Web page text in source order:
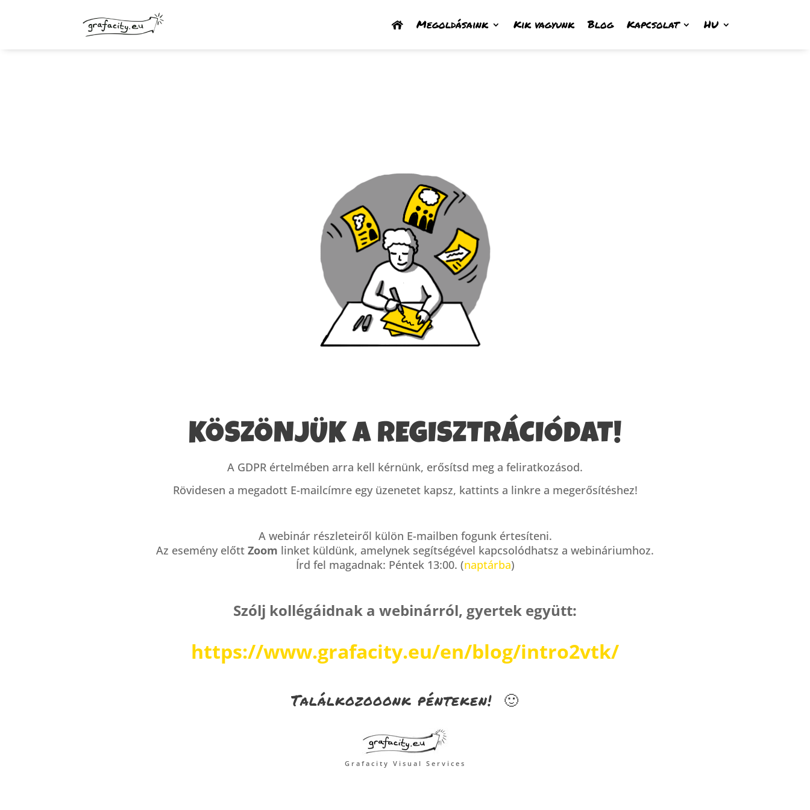
Megoldásaink Kik vagyunk Blog Kapcsolat HU
KÖSZÖNJÜK A REGISZTRÁCIÓDAT!
A GDPR értelmében arra kell kérnünk, erősítsd meg a feliratkozásod.
Rövidesen a megadott E-mailcímre egy üzenetet kapsz, kattints a linkre a megerősítéshez!
A webinár részleteiről külön E-mailben fogunk értesíteni.
Az esemény előtt Zoom linket küldünk, amelynek segítségével kapcsolódhatsz a webináriumhoz.
Írd fel magadnak: Péntek 13:00. (naptárba)
Szólj kollégáidnak a webinárról, gyertek együtt:
https://www.grafacity.eu/en/blog/intro2vtk/
Találkozooonk pénteken! 🙂
Grafacity Visual Services